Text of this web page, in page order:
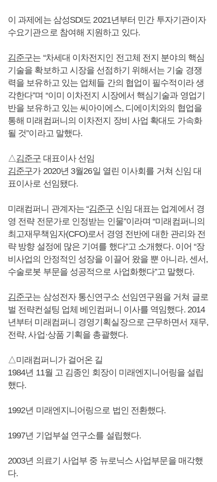
이 과제에는 삼성SDI도 2021년부터 민간 투자기관이자
수요기관으로 참여해 지원하고 있다.
김준구는 “차세대 이차전지인 전고체 전지 분야의 핵심
기술을 확보하고 시장을 선점하기 위해서는 기술 경쟁
력을 보유하고 있는 업체들 간의 협업이 필수적이라 생
각한다”며 “이미 이차전지 시장에서 핵심기술과 영업기
반을 보유하고 있는 씨아이에스, 디에이치와의 협업을
통해 미래컴퍼니의 이차전지 장비 사업 확대도 가속화
될 것”이라고 말했다.
△김준구 대표이사 선임
김준구가 2020년 3월26일 열린 이사회를 거쳐 신임 대
표이사로 선임됐다.
미래컴퍼니 관계자는 “김준구 신임 대표는 업계에서 경
영 전략 전문가로 인정받는 인물”이라며 “미래컴퍼니의
최고재무책임자(CFO)로서 경영 전반에 대한 관리와 전
략 방향 설정에 많은 기여를 했다”고 소개했다. 이어 “장
비사업의 안정적인 성장을 이끌어 왔을 뿐 아니라, 센서,
수술로봇 부문을 성공적으로 사업화했다”고 말했다.
김준구는 삼성전자 통신연구소 선임연구원을 거쳐 글로
벌 전략컨설팅 업체 베인컴퍼니 이사를 역임했다. 2014
년부터 미래컴퍼니 경영기획실장으로 근무하면서 재무,
전략, 사업·상품 기획을 총괄했다.
△미래컴퍼니가 걸어온 길
1984년 11월 고 김종인 회장이 미래엔지니어링을 설립
했다.
1992년 미래엔지니어링으로 법인 전환했다.
1997년 기업부설 연구소를 설립했다.
2003년 의료기 사업부 중 뉴로닉스 사업부문을 매각했
다.